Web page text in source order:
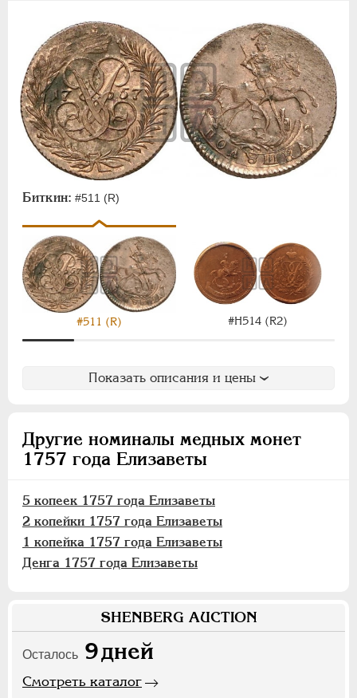
Биткин: #511 (R)
#511 (R) #Н514 (R2)
Показать описания и цены
Другие номиналы медных монет
1757 года Елизаветы
5 копеек 1757 года Елизаветы
2 копейки 1757 года Елизаветы
1 копейка 1757 года Елизаветы
Денга 1757 года Елизаветы
SHENBERG AUCTION
Осталось 9дней
Смотреть каталог
1 копейка
Денга
Полушка
Пробные
Для Пруссии
Ливонезы
Монетовидные
ПЕТР III 1762-1762
ЕКАТЕРИНА II
ПАВЕЛ I 1796-1801
АЛЕКСАНДР I 1801-1825
НИКОЛАЙ I 1826-1855
АЛЕКСАНДР II
1855-1881
АЛЕКСАНДР III 1881-1894
ВРЕМЕННОЕ ПРАВ. 1917-1918